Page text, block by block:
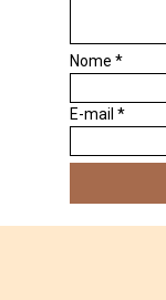
Nome *
E-mail *